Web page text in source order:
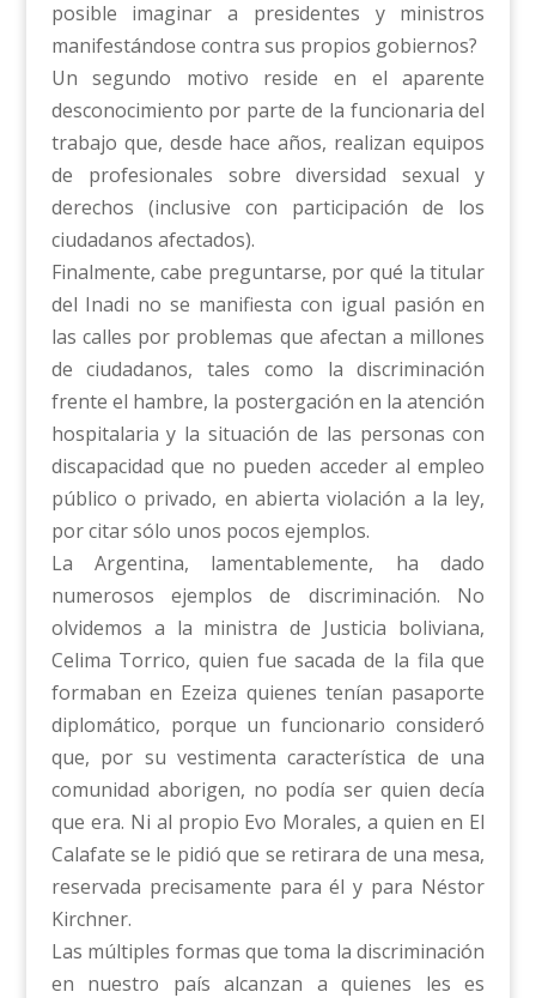
posible imaginar a presidentes y ministros
manifestándose contra sus propios gobiernos?
Un segundo motivo reside en el aparente
desconocimiento por parte de la funcionaria del
trabajo que, desde hace años, realizan equipos
de profesionales sobre diversidad sexual y
derechos (inclusive con participación de los
ciudadanos afectados).
Finalmente, cabe preguntarse, por qué la titular
del Inadi no se manifiesta con igual pasión en
las calles por problemas que afectan a millones
de ciudadanos, tales como la discriminación
frente el hambre, la postergación en la atención
hospitalaria y la situación de las personas con
discapacidad que no pueden acceder al empleo
público o privado, en abierta violación a la ley,
por citar sólo unos pocos ejemplos.
La Argentina, lamentablemente, ha dado
numerosos ejemplos de discriminación. No
olvidemos a la ministra de Justicia boliviana,
Celima Torrico, quien fue sacada de la fila que
formaban en Ezeiza quienes tenían pasaporte
diplomático, porque un funcionario consideró
que, por su vestimenta característica de una
comunidad aborigen, no podía ser quien decía
que era. Ni al propio Evo Morales, a quien en El
Calafate se le pidió que se retirara de una mesa,
reservada precisamente para él y para Néstor
Kirchner.
Las múltiples formas que toma la discriminación
en nuestro país alcanzan a quienes les es